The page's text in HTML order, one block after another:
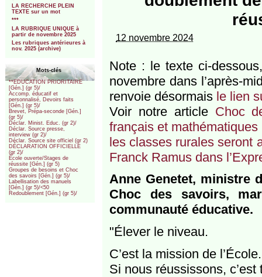
LA RECHERCHE PLEIN
TEXTE sur un mot
***
LA RUBRIQUE UNIQUE à
partir de novembre 2025
Les rubriques antérieures à
nov. 2025 (archive)
Mots-clés
**EDUCATION PRIORITAIRE
[Gén.] (gr 5)/
Accomp. éducatif et
personnalisé, Devoirs faits
[Gén.] (gr 5)/
Brevet, Prépa-seconde [Gén.]
(gr 5)/
Déclar. Minist. Educ. (gr 2)/
Déclar. Source presse,
interview (gr 2)/
Déclar. Source site officiel (gr 2)
DÉCLARATION OFFICIELLE
(gr 2)/
École ouverte/Stages de
réussite [Gén.] (gr 5)
Groupes de besoins et Choc
des savoirs [Gén.] (gr 5)/
Labellisation des manuels
[Gén.] (gr 5)/<50
Redoublement [Gén.] (gr 5)/
12 novembre 2024
Note : le texte ci-
novembre dans l’après-
renvoie désormais le lien
Voir notre article Choc
français et
les classes rurales seront
Franck Ramus dans
Anne Genetet, ministre
Choc des savoirs,
communauté éducative.
"Élever le niveau.
C’est la mission de l’École.
Si nous réussissons,